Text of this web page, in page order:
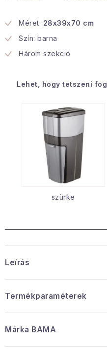
Érintkezés
Rólunk
Méret: 28x39x70 cm
Szín: barna
Három szekció
Lehet, hogy tetszeni fog
szürke
Leírás
Termékparaméterek
Márka BAMA